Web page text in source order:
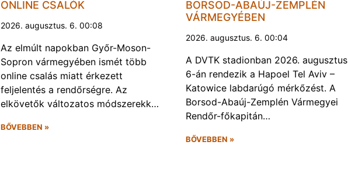
ONLINE CSALÓK
2026. augusztus. 6. 00:08
Az elmúlt napokban Győr-Moson-
Sopron vármegyében ismét több
online csalás miatt érkezett
feljelentés a rendőrségre. Az
elkövetők változatos módszerekk…
BŐVEBBEN »
BORSOD-ABAÚJ-ZEMPLÉN
VÁRMEGYÉBEN
2026. augusztus. 6. 00:04
A DVTK stadionban 2026. augusztus
6-án rendezik a Hapoel Tel Aviv –
Katowice labdarúgó mérkőzést. A
Borsod-Abaúj-Zemplén Vármegyei
Rendőr-főkapitán…
BŐVEBBEN »